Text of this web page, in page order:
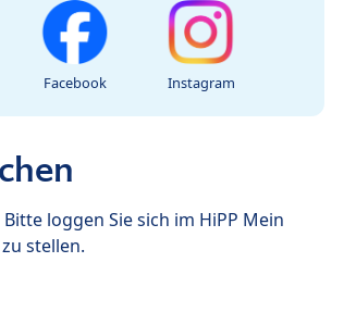
Facebook Instagram
Bitte loggen Sie sich im HiPP Mein
stellen.